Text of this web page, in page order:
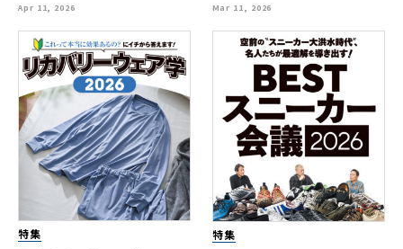
Apr 11, 2026 Mar 11, 2026
特集 特集